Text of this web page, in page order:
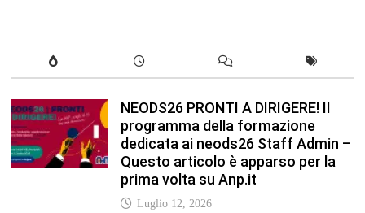
NEODS26 PRONTI A DIRIGERE! Il
programma della formazione
dedicata ai neods26 Staff Admin –
Questo articolo è apparso per la
prima volta su Anp.it
Luglio 12, 2026